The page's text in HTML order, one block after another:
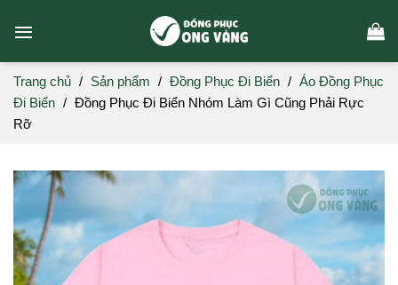
Trang chủ / Sản phẩm / Đồng Phục Đi Biển / Áo Đồng Phục
Đi Biển / Đồng Phục Đi Biển Nhóm Làm Gì Cũng Phải Rực
Rỡ